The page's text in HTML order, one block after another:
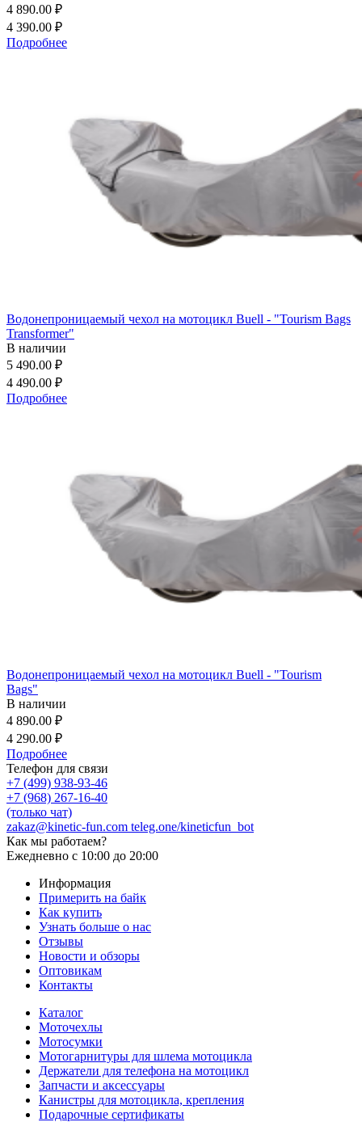
4 890.00 ₽
4 390.00 ₽
Подробнее
Водонепроницаемый чехол на мотоцикл Buell - "Tourism Bags
Transformer"
В наличии
5 490.00 ₽
4 490.00 ₽
Подробнее
Водонепроницаемый чехол на мотоцикл Buell - "Tourism
Bags"
В наличии
4 890.00 ₽
4 290.00 ₽
Подробнее
Телефон для связи
+7 (499) 938-93-46
+7 (968) 267-16-40
(только чат)
zakaz@kinetic-fun.com teleg.one/kineticfun_bot
Как мы работаем?
Ежедневно с 10:00 до 20:00
Информация
Примерить на байк
Как купить
Узнать больше о нас
Отзывы
Новости и обзоры
Оптовикам
Контакты
Каталог
Моточехлы
Мотосумки
Мотогарнитуры для шлема мотоцикла
Держатели для телефона на мотоцикл
Запчасти и аксессуары
Канистры для мотоцикла, крепления
Подарочные сертификаты